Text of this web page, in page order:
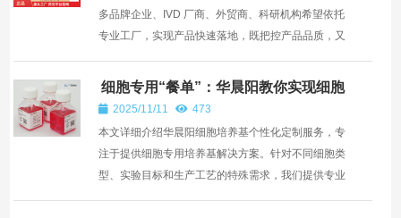
多品牌企业、IVD 厂商、外贸商、科研机构希望依托
专业工厂，实现产品快速落地，既把控产品品质，又
细胞专用“餐单”：华晨阳教你实现细胞
培养基个性化定制
2025/11/11
473
本文详细介绍华晨阳细胞培养基个性化定制服务，专
注于提供细胞专用培养基解决方案。针对不同细胞类
型、实验目标和生产工艺的特殊需求，我们提供专业